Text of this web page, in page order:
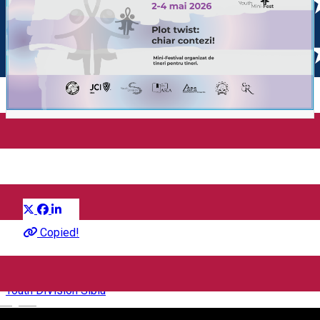
Sibiu Youth Mini-Fest
Distribuie
Copied!
Gemeinschaft
Youth DiVision Sibiu